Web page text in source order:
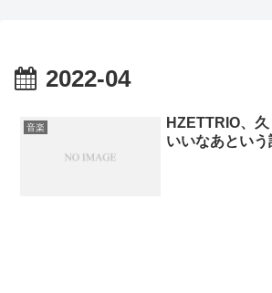
2022-04
音楽
HZETTRIO、
いいなあという